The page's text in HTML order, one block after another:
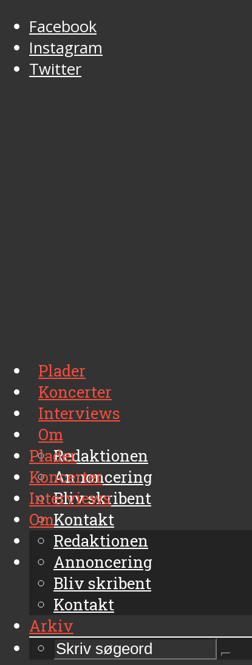
Facebook
Instagram
Twitter
Plader
Koncerter
Interviews
Om
Redaktionen
Annoncering
Bliv skribent
Kontakt
Arkiv
Plader
Koncerter
Interviews
Om
Redaktionen
Annoncering
Bliv skribent
Kontakt
Arkiv